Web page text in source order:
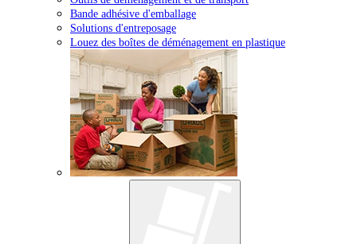
Bande adhésive d'emballage
Solutions d'entreposage
Louez des boîtes de déménagement en plastique